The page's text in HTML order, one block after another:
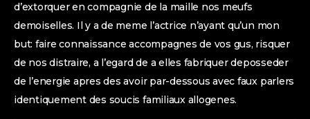
d’extorquer en compagnie de la maille nos meufs
demoiselles. Il y a de meme l’actrice n’ayant qu’un mon
but: faire connaissance accompagnes de vos gus, risquer
de nos distraire, a l’egard de a elles fabriquer deposseder
de l’energie apres des avoir par-dessous avec faux parlers
identiquement des soucis familiaux allogenes.